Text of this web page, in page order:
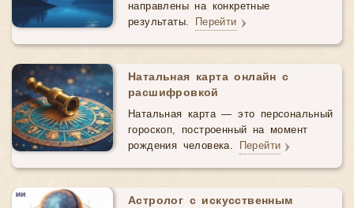
направлены на конкретные
результаты. Перейти
Натальная карта онлайн с
расшифровкой
Натальная карта — это персональный
гороскоп, построенный на момент
рождения человека. Перейти
Астролог с искусственным